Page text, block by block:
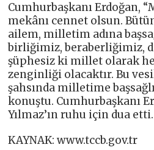
Cumhurbaşkanı Erdoğan,
mekânı cennet olsun.
ailem, milletim adına
birliğimiz, beraberliğimiz,
şüphesiz ki millet olarak
zenginliği olacaktır. Bu
şahsında milletime
konuştu. Cumhurbaşkanı
Yılmaz’ın ruhu için dua etti.
KAYNAK: www.tccb.gov.tr